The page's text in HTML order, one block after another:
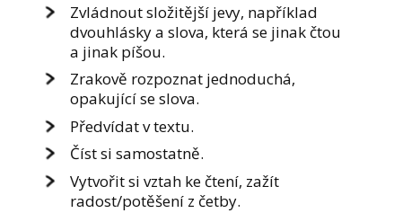
Zvládnout složitější jevy, například
dvouhlásky a slova, která se jinak čtou
a jinak píšou.
Zrakově rozpoznat jednoduchá,
opakující se slova.
Předvídat v textu.
Číst si samostatně.
Vytvořit si vztah ke čtení, zažít
radost/potěšení z četby.